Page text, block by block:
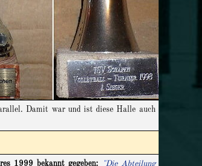
Damit war und ist diese Halle auch
1999 bekannt gegeben: "Die Abteilung